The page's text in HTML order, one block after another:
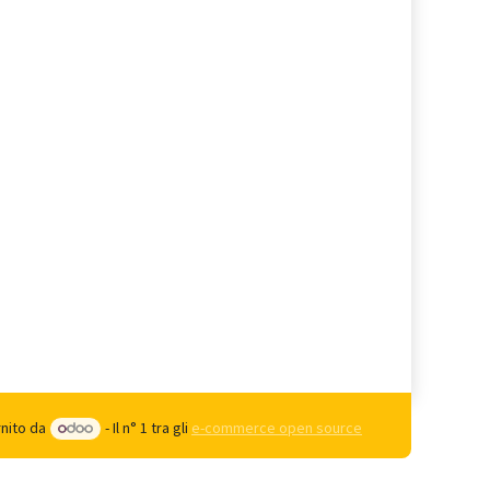
da - Il n° 1 tra gli e-commerce open source